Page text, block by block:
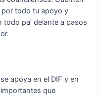
por todo tu apoyo y
pa’ delante a pasos
apoya en el DIF y en
que